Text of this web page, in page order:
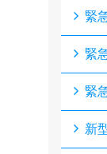
緊
緊
緊
新